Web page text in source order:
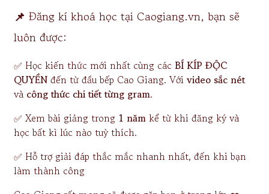
📌 Đăng kí khoá học tại Caogiang.vn, bạn sẽ
luôn được:
✅ Học kiến thức mới nhất cùng các BÍ KÍP ĐỘC
QUYỀN đến từ đầu bếp Cao Giang. Với video sắc nét
và công thức chi tiết từng gram.
✅ Xem bài giảng trong 1 năm kể từ khi đăng ký và
học bất kì lúc nào tuỳ thích.
✅ Hỗ trợ giải đáp thắc mắc nhanh nhất, đến khi bạn
làm thành công